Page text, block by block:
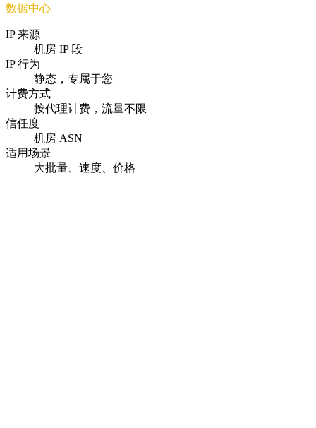
数据中心
IP 来源
机房 IP 段
IP 行为
静态，专属于您
计费方式
按代理计费，流量不限
信任度
机房 ASN
适用场景
大批量、速度、价格